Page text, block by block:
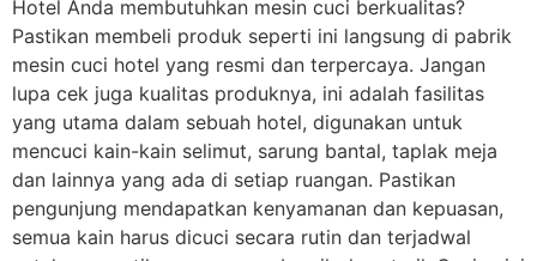
Hotel Anda membutuhkan mesin cuci berkualitas?
Pastikan membeli produk seperti ini langsung di pabrik
mesin cuci hotel yang resmi dan terpercaya. Jangan
lupa cek juga kualitas produknya, ini adalah fasilitas
yang utama dalam sebuah hotel, digunakan untuk
mencuci kain-kain selimut, sarung bantal, taplak meja
dan lainnya yang ada di setiap ruangan. Pastikan
pengunjung mendapatkan kenyamanan dan kepuasan,
semua kain harus dicuci secara rutin dan terjadwal